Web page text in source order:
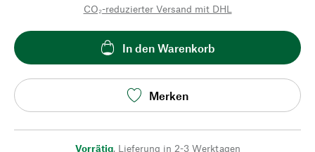
CO₂-reduzierter Versand mit DHL
In den Warenkorb
Merken
Vorrätig, Lieferung in 2-3 Werktagen